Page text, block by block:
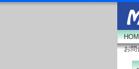
お問